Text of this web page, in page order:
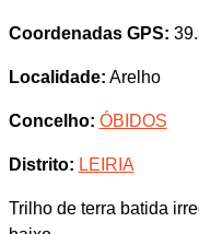
Coordenadas GPS:
Localidade: Arelho
Concelho: ÓBIDOS
Distrito: LEIRIA
Trilho de terra batida